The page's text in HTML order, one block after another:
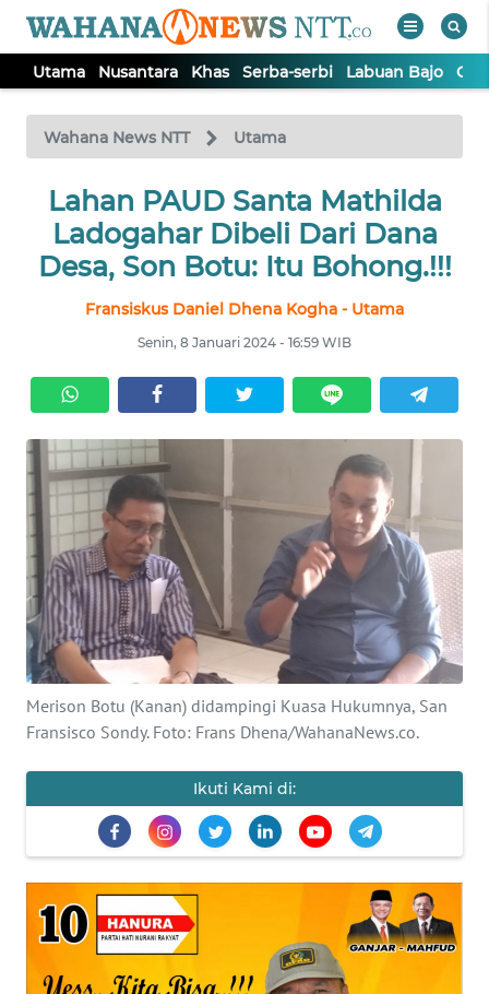
Utama Nusantara Khas Serba-serbi Labuan Bajo
Wahana News NTT Utama
Lahan PAUD Santa Mathilda
Ladogahar Dibeli Dari Dana
Desa, Son Botu: Itu Bohong.!!!
Fransiskus Daniel Dhena Kogha - Utama
Senin, 8 Januari 2024 - 16:59 WIB
Merison Botu (Kanan) didampingi Kuasa Hukumnya, San
Fransisco Sondy. Foto: Frans Dhena/WahanaNews.co.
Ikuti Kami di:
TV
Tutup
UTAMA
NUSANTARA
SERBA-
SERBI
LABUAN
BAJO
OPINI
Informasi
INDEKS
BERITA
KONTAK
TENTANG
KAMI
PEDOMAN